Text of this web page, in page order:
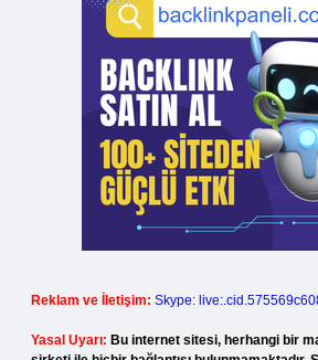
Reklam ve İletişim: Skype:
Yasal Uyarı: Bu internet sitesi, herhangi bir